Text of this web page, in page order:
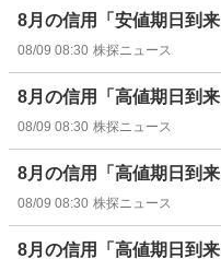
8月の信用「安値期日到
08/09 08:30 株探ニュース
8月の信用「高値期日到来
08/09 08:30 株探ニュース
8月の信用「高値期日到来
08/09 08:30 株探ニュース
8月の信用「高値期日到来